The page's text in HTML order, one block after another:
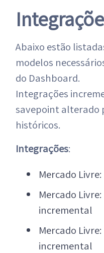
Abaixo estão
modelos
do Dashboard.
Integrações
savepoint alterado
históricos.
Integrações:
Mercado
Mercado
incremental
Mercado
incremental